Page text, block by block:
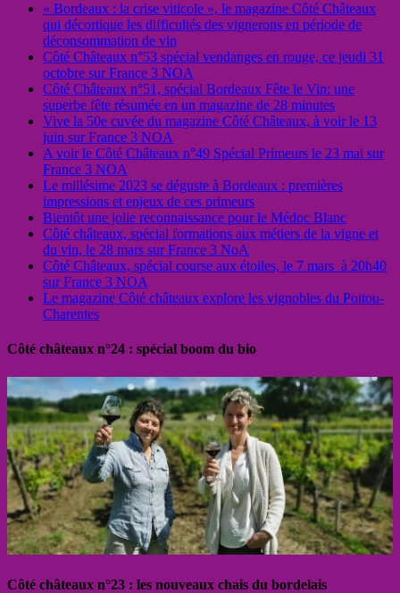
« Bordeaux : la crise viticole », le magazine Côté Châteaux
qui décortique les difficultés des vignerons en période de
déconsommation de vin
Côté Châteaux n°53 spécial vendanges en rouge, ce jeudi 31
octobre sur France 3 NOA
Côté Châteaux n°51, spécial Bordeaux Fête le Vin: une
superbe fête résumée en un magazine de 28 minutes
Vive la 50e cuvée du magazine Côté Châteaux, à voir le 13
juin sur France 3 NOA
A voir le Côté Châteaux n°49 Spécial Primeurs le 23 mai sur
France 3 NOA
Le millésime 2023 se déguste à Bordeaux : premières
impressions et enjeux de ces primeurs
Bientôt une jolie reconnaissance pour le Médoc Blanc
Côté châteaux, spécial formations aux métiers de la vigne et
du vin, le 28 mars sur France 3 NoA
Côté Châteaux, spécial course aux étoiles, le 7 mars à 20h40
sur France 3 NOA
Le magazine Côté châteaux explore les vignobles du Poitou-
Charentes
Côté châteaux n°24 : spécial boom du bio
Côté châteaux n°23 : les nouveaux chais du bordelais